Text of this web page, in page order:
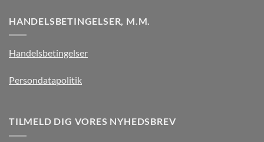
HANDELSBETINGELSER, M.M.
Handelsbetingelser
Persondatapolitik
TILMELD DIG VORES NYHEDSBREV